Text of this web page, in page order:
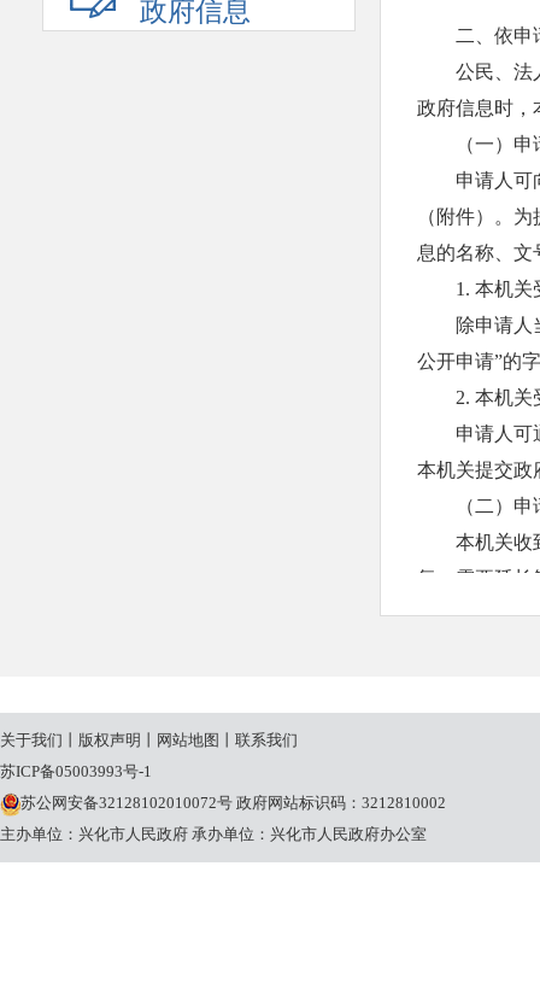
政府信息
二、依申
公民、法
政府信息时，
（一）
申请人可
（附件）。
息的名称、文
1. 本机
除申请人
公开申请”的
2. 本机
申请人可
本机关提交政
（二）
本机关收
复；需要延
20个工作日
关将按照《国
关于我们 版权声明 网站地图
联系我们
苏ICP备05003993号-1
苏公网安备32128102010072号 政府网站标识码：3212810002
主办单位：兴化市人民政府 承办单位：兴化市人民政府办公室